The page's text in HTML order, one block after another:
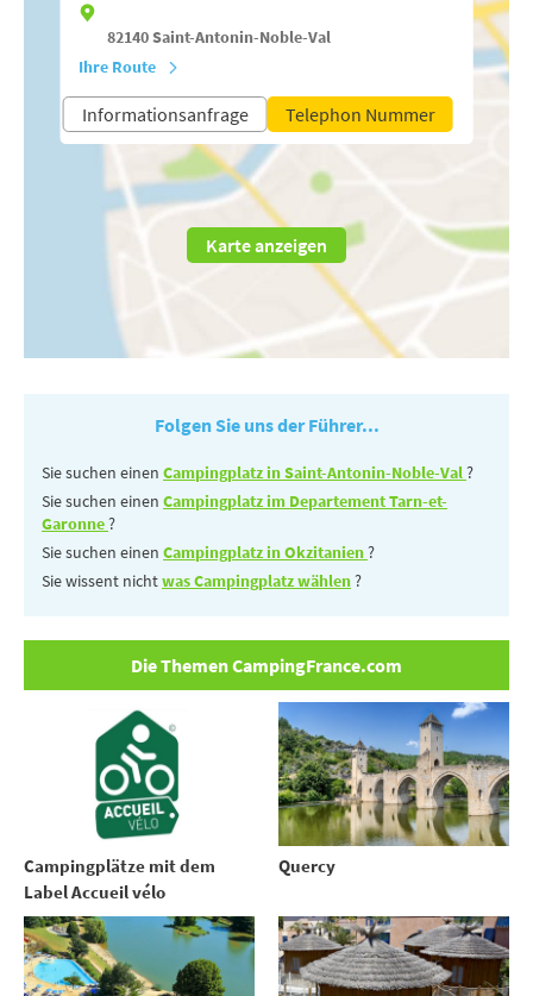
82140Saint-Antonin-Noble-Val
Ihre Route
Informationsanfrage Telephon Nummer
Karte anzeigen
Folgen Sie uns der Führer...
Sie suchen einen Campingplatz in Saint-Antonin-Noble-Val?
Sie suchen einen Campingplatz im Departement Tarn-et-
Garonne?
Sie suchen einen Campingplatz in Okzitanien?
Sie wissent nichtwas Campingplatz wählen?
Die Themen CampingFrance.com
Campingplätze mit dem
Label Accueil vélo
Quercy